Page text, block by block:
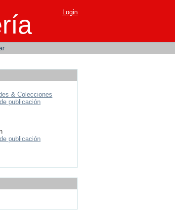
Login
& Colecciones
publicación
publicación